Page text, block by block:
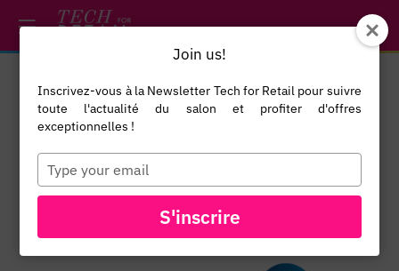
NM
Nathalie
Scale
Computing
*/
Join us!
Inscrivez-vous à la Newsletter Tech for Retail pour suivre
toute l'actualité du salon et profiter d'offres
exceptionnelles !
Type
your
email
S'inscrire